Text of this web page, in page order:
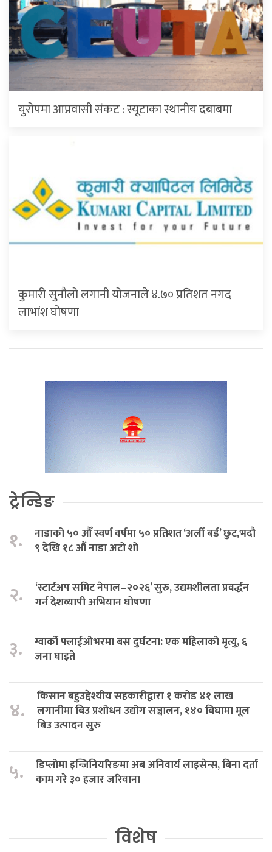
युरोपमा आप्रवासी संकट : स्यूटाका स्थानीय दबाबमा
कुमारी सुनौलो लगानी योजनाले ४.७० प्रतिशत नगद
लाभांश घोषणा
ट्रेन्डिङ
१.
नाडाको ५० औँ स्वर्ण वर्षमा ५० प्रतिशत ‘अर्ली बर्ड’ छुट,भदौ
९ देखि १८ औँ नाडा अटो शो
२.
‘स्टार्टअप समिट नेपाल–२०२६’ सुरु, उद्यमशीलता प्रवर्द्धन
गर्न देशव्यापी अभियान घोषणा
३.
ग्वार्को फ्लाईओभरमा बस दुर्घटना: एक महिलाको मृत्यु, ६
जना घाइते
४.
किसान बहुउद्देश्यीय सहकारीद्वारा १ करोड ४१ लाख
लगानीमा बिउ प्रशोधन उद्योग सञ्चालन, १४० बिघामा मूल
बिउ उत्पादन सुरु
५.
डिप्लोमा इन्जिनियरिङमा अब अनिवार्य लाइसेन्स, बिना दर्ता
काम गरे ३० हजार जरिवाना
विशेष